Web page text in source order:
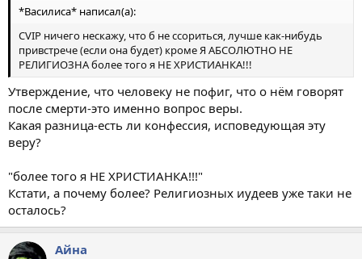
*Василиса* написал(а):
CVIP ничего нескажу, что б не ссориться, лучше как-нибудь
привстрече (если она будет) кроме Я АБСОЛЮТНО НЕ
РЕЛИГИОЗНА более того я НЕ ХРИСТИАНКА!!!
Утверждение, что человеку не пофиг, что о нём говорят
после смерти-это именно вопрос веры.
Какая разница-есть ли конфессия, исповедующая эту
веру?
"более того я НЕ ХРИСТИАНКА!!!"
Кстати, а почему более? Религиозных иудеев уже таки не
осталось?
Айна